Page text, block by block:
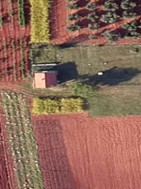
izraženiji problem u
su omogućili i
postavlja i
za
nusprodukta u
izazovi
za
projekt vodi